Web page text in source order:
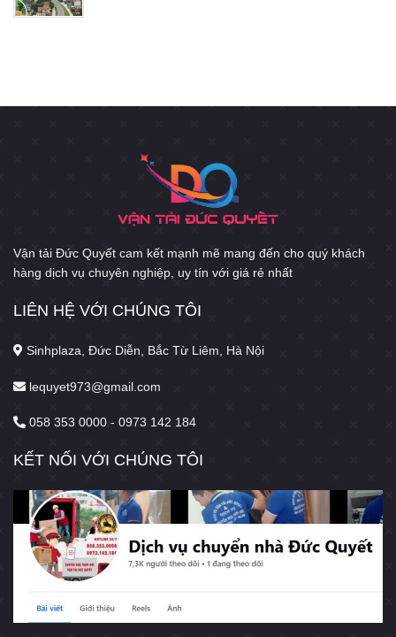
Vận tải Đức Quyết cam kết mạnh mẽ mang đến cho quý khách
hàng dịch vụ chuyên nghiệp, uy tín với giá rẻ nhất
LIÊN HỆ VỚI CHÚNG TÔI
Sinhplaza, Đức Diễn, Bắc Từ Liêm, Hà Nội
lequyet973@gmail.com
058 353 0000 - 0973 142 184
KẾT NỐI VỚI CHÚNG TÔI